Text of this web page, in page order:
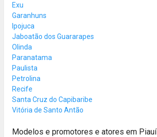
Exu
Garanhuns
Ipojuca
Jaboatão dos Guararapes
Olinda
Paranatama
Paulista
Petrolina
Recife
Santa Cruz do Capibaribe
Vitória de Santo Antão
Modelos e promotores e atores em Piauí